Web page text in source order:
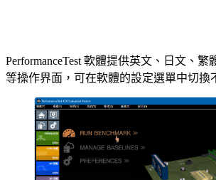
PerformanceTest 軟體提供英文、日文、
等操作界面，可在軟體的設定選單中切換